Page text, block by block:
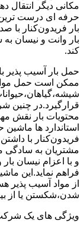
مکانی دیگر انتقال
حرفه ای درست
بار فریدون‌کنار با
بار وانت و نیسان
کند.
حمل بار آسیب پذیر
ممکن است حمل
قرارگیرد.در چنین
محتویات بار نقش
استاندارد ها
فریدون‌کنار با
مشتریان به سادگی
و با اعزام نیسان
فراهم نماید.این
از مواد آسیب پذیر
شدن،شکستن یا از
ویژگی های یک